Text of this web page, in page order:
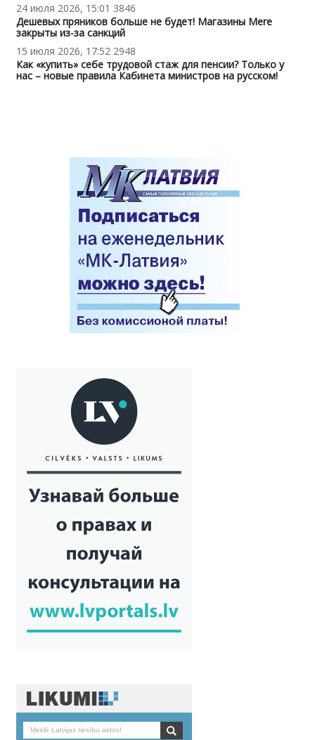
24 июля 2026, 15:01 3846
Дешевых пряников больше не будет! Магазины Mere
закрыты из-за санкций
15 июля 2026, 17:52 2948
Как «купить» себе трудовой стаж для пенсии? Только у
нас – новые правила Кабинета министров на русском!